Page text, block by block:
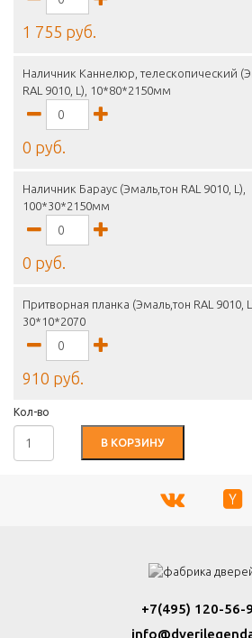
1 755 руб.
Наличник Каннелюр, телескопический
RAL 9010, L), 10*80*2150мм
0 руб.
Наличник Бараус (Эмаль,тон RAL 9010, L),
100*30*2150мм
0 руб.
Притворная планка (Эмаль,тон RAL 9010,
30*10*2070
910 руб.
Кол-во
В КОРЗИНУ
+7(495) 120-56-